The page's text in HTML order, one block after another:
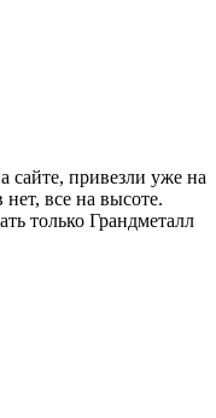
сайте, привезли уже на
все на высоте.
только Грандметалл